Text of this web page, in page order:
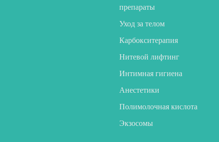
препараты
Уход за телом
Карбокситерапия
Нитевой лифтинг
Интимная гигиена
Анестетики
Полимолочная кислота
Экзосомы